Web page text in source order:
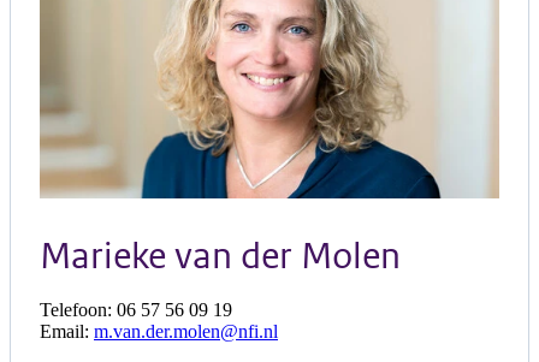
Marieke van der Molen
Telefoon: 06 57 56 09 19
Email: m.van.der.molen@nfi.nl